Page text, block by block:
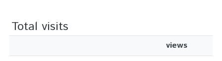
Total visits
views